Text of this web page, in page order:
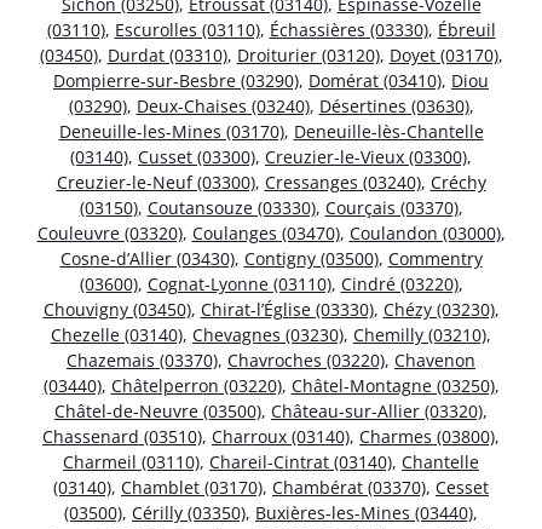
(03110), Escurolles (03110), Échassières (03330), Ébreuil
(03450), Durdat (03310), Droiturier (03120), Doyet (03170),
Dompierre-sur-Besbre (03290), Domérat (03410), Diou
(03290), Deux-Chaises (03240), Désertines (03630),
Deneuille-les-Mines (03170), Deneuille-lès-Chantelle
(03140), Cusset (03300), Creuzier-le-Vieux (03300),
Creuzier-le-Neuf (03300), Cressanges (03240), Créchy
(03150), Coutansouze (03330), Courçais (03370),
Couleuvre (03320), Coulanges (03470), Coulandon (03000),
Cosne-d’Allier (03430), Contigny (03500), Commentry
(03600), Cognat-Lyonne (03110), Cindré (03220),
Chouvigny (03450), Chirat-l’Église (03330), Chézy (03230),
Chezelle (03140), Chevagnes (03230), Chemilly (03210),
Chazemais (03370), Chavroches (03220), Chavenon
(03440), Châtelperron (03220), Châtel-Montagne (03250),
Châtel-de-Neuvre (03500), Château-sur-Allier (03320),
Chassenard (03510), Charroux (03140), Charmes (03800),
Charmeil (03110), Chareil-Cintrat (03140), Chantelle
(03140), Chamblet (03170), Chambérat (03370), Cesset
(03500), Cérilly (03350), Buxières-les-Mines (03440),